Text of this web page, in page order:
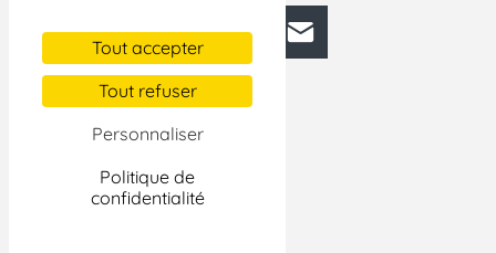
Tout accepter
Tout refuser
Personnaliser
Politique de
confidentialité
FacebookBlueskyMastodonLinkedIn